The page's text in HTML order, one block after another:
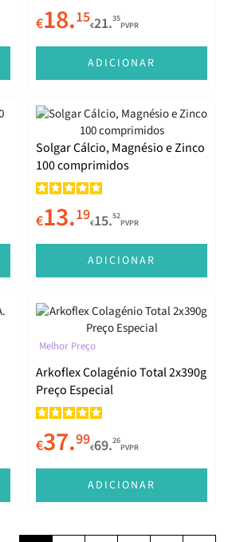
€18.15€21.35
PVPR
ADICIONAR
Solgar Cálcio, Magnésio e Zinco
100 comprimidos
€13.19€15.52
PVPR
ADICIONAR
Melhor Preço
Arkoflex Colagénio Total 2x390g
Preço Especial
€37.99€69.26
PVPR
ADICIONAR